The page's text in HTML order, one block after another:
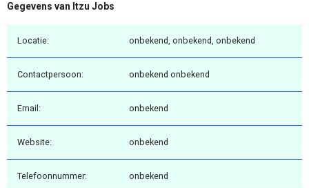
Gegevens van Itzu Jobs
Locatie: onbekend, onbekend, onbekend
Contactpersoon: onbekend onbekend
Email: onbekend
Website: onbekend
Telefoonnummer: onbekend